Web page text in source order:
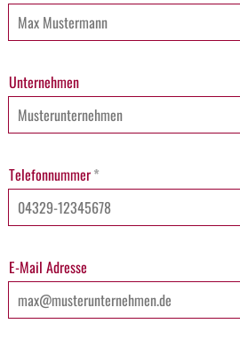
Unternehmen
Telefonnummer*
E-Mail Adresse